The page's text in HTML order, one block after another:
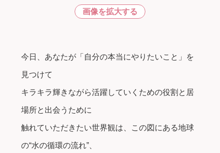
画像を拡大する
今日、あなたが「自分の本当にやりたいこと」を
見つけて
キラキラ輝きながら活躍していくための役割と居
場所と出会うために
触れていただきたい世界観は、この図にある地球
の“水の循環の流れ”、